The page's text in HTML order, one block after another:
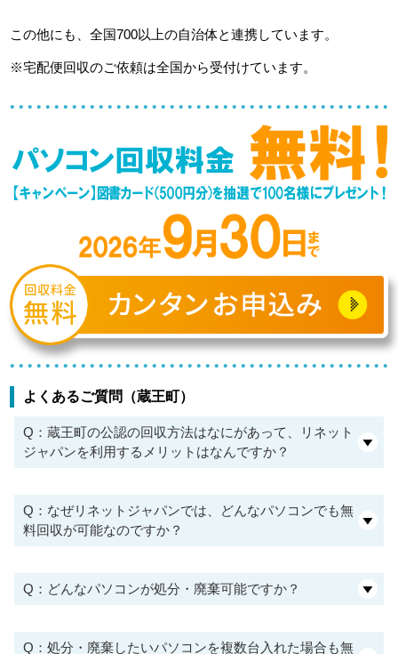
この他にも、全国700以上の自治体と連携しています。
※宅配便回収のご依頼は全国から受付けています。
よくあるご質問（蔵王町）
Q：蔵王町の公認の回収方法はなにがあって、リネット
ジャパンを利用するメリットはなんですか？
Q：なぜリネットジャパンでは、どんなパソコンでも無
料回収が可能なのですか？
Q：どんなパソコンが処分・廃棄可能ですか？
Q：処分・廃棄したいパソコンを複数台入れた場合も無